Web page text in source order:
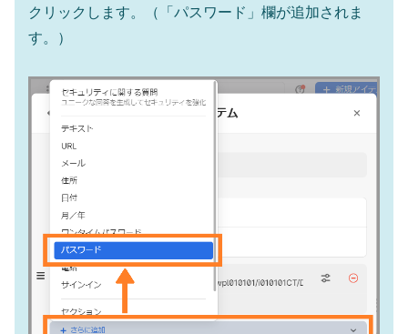
クリックします。（「パスワード」欄が追加されま
す。）